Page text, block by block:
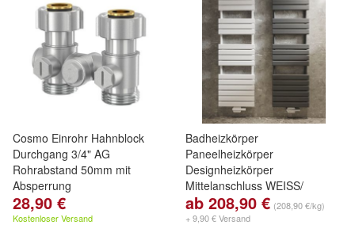
Cosmo Einrohr Hahnblock
Durchgang 3/4" AG
Rohrabstand 50mm mit
Absperrung
28,90 €
Kostenloser Versand
Badheizkörper
Paneelheizkörper
Designheizkörper
Mittelanschluss WEISS/
Anthrazit
ab 208,90 € (208,90 €/kg)
+ 9,90 € Versand